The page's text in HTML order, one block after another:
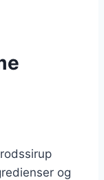
og